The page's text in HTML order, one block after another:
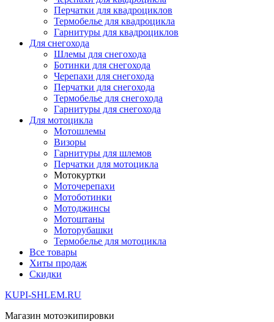
Перчатки для квадроциклов
Термобелье для квадроцикла
Гарнитуры для квадроциклов
Для снегохода
Шлемы для снегохода
Ботинки для снегохода
Черепахи для снегохода
Перчатки для снегохода
Термобелье для снегохода
Гарнитуры для снегохода
Для мотоцикла
Мотошлемы
Визоры
Гарнитуры для шлемов
Перчатки для мотоцикла
Мотокуртки
Моточерепахи
Мотоботинки
Мотоджинсы
Мотоштаны
Моторубашки
Термобелье для мотоцикла
Все товары
Хиты продаж
Скидки
KUPI-SHLEM.RU
Магазин мотоэкипировки